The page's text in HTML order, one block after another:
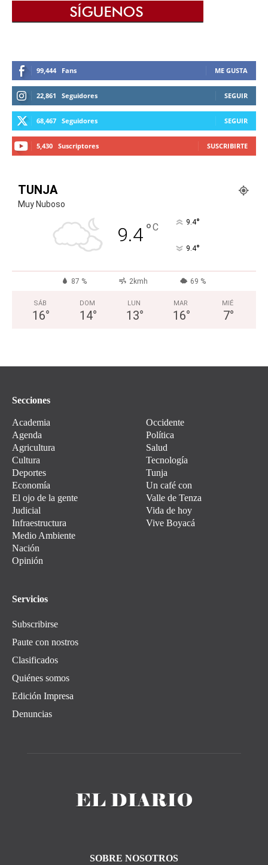
99,444 Fans ME GUSTA
22,861 Seguidores SEGUIR
68,467 Seguidores SEGUIR
5,430 Suscriptores SUSCRIBIRTE
TUNJA
Muy Nuboso
9.4°C 9.4°
9.4°
87 % 2kmh 69 %
SÁB
16°
DOM
14°
LUN
13°
MAR
16°
MIÉ
7°
Secciones
Academia
Agenda
Agricultura
Cultura
Deportes
Economía
El ojo de la gente
Judicial
Infraestructura
Medio Ambiente
Nación
Opinión
Occidente
Política
Salud
Tecnología
Tunja
Un café con
Valle de Tenza
Vida de hoy
Vive Boyacá
Servicios
Subscribirse
Paute con nostros
Clasificados
Quiénes somos
Edición Impresa
Denuncias
SOBRE NOSOTROS